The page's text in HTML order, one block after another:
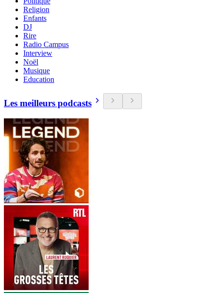
Religion
Enfants
DJ
Rire
Radio Campus
Interview
Noël
Musique
Education
Les meilleurs podcasts